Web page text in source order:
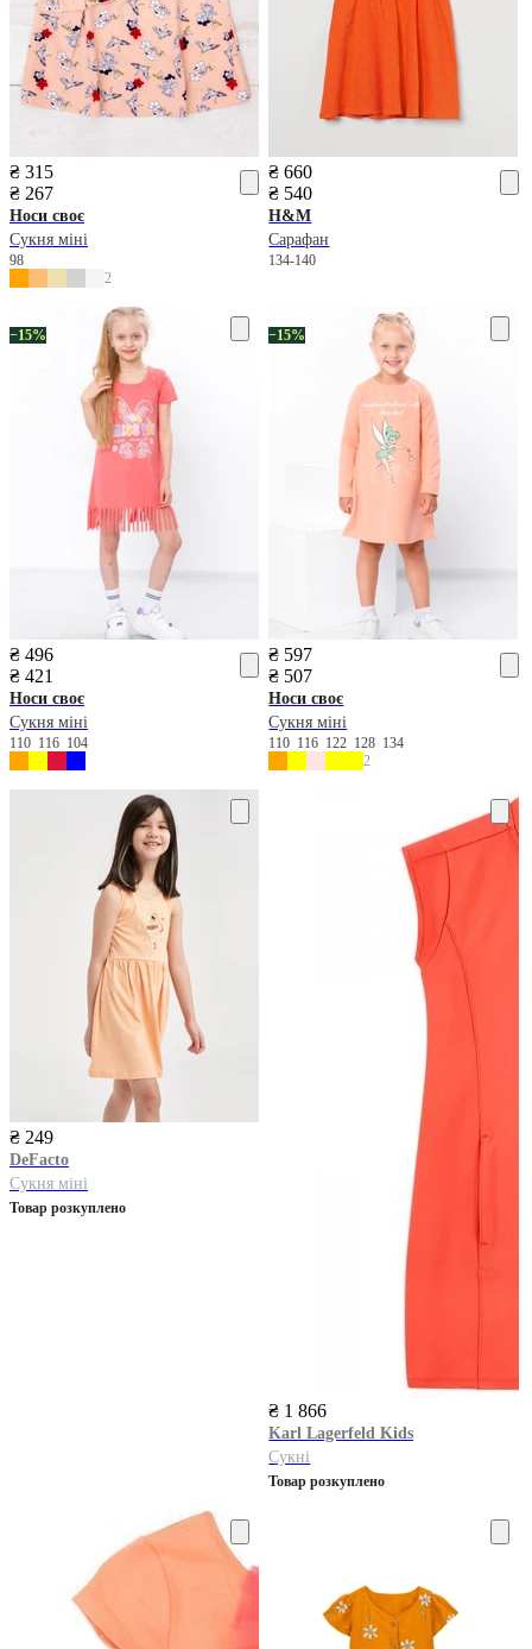
₴ 315
₴ 267
Носи своє
Сукня міні
98
2
₴ 660
₴ 540
H&M
Сарафан
134-140
−15%
₴ 496
₴ 421
Носи своє
Сукня міні
110 116 104
−15%
₴ 597
₴ 507
Носи своє
Сукня міні
110 116 122 128 134
2
₴ 249
DeFacto
Сукня міні
Товар розкуплено
₴ 1 866
Karl Lagerfeld Kids
Сукні
Товар розкуплено